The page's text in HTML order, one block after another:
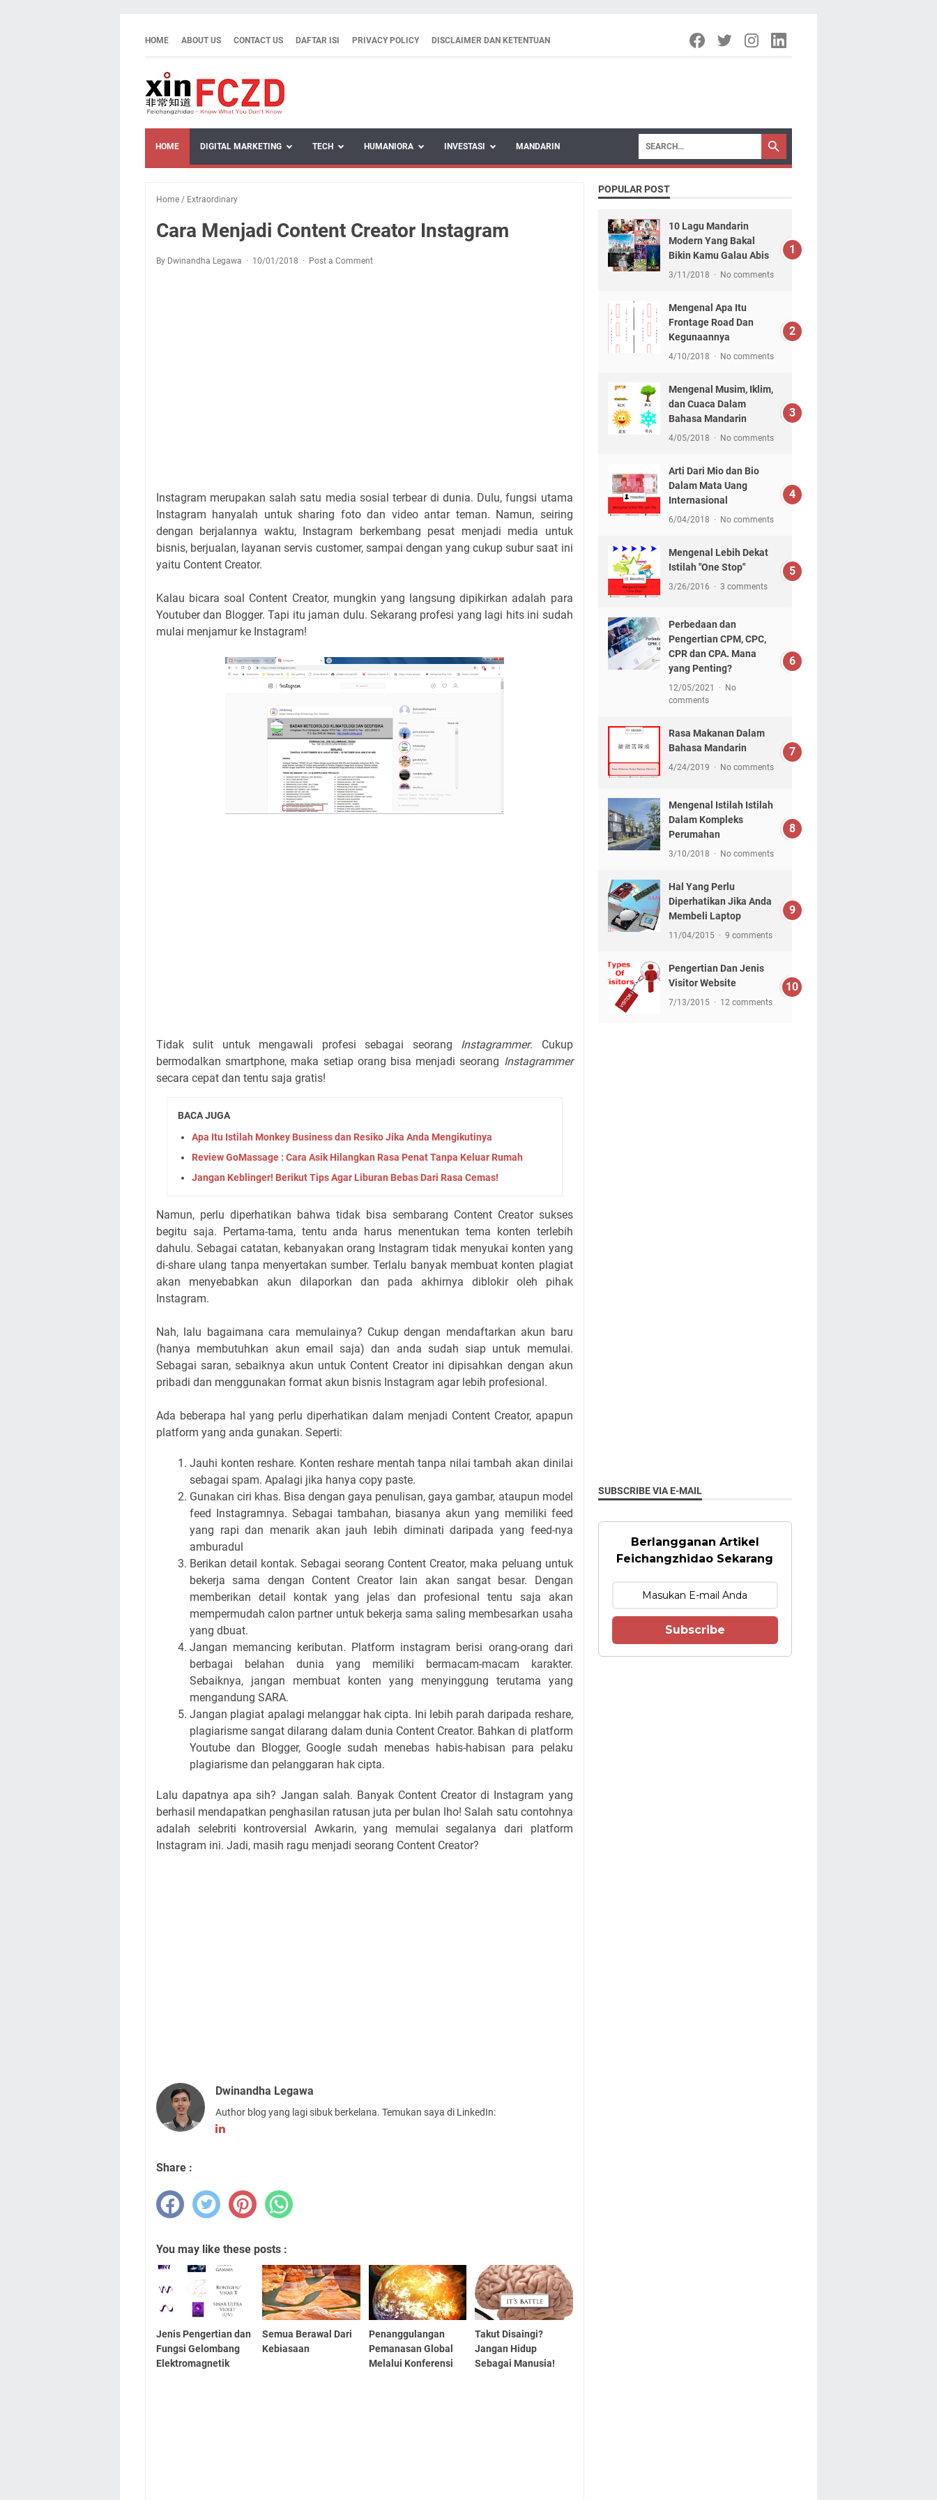
HOME ABOUT US CONTACT US DAFTAR ISI PRIVACY POLICY DISCLAIMER DAN KETENTUAN
HOME DIGITAL MARKETING TECH HUMANIORA INVESTASI MANDARIN
Home / Extraordinary
Cara Menjadi Content Creator Instagram
By Dwinandha Legawa 10/01/2018 Post a Comment
Instagram merupakan salah satu media sosial terbear di dunia. Dulu, fungsi utama
Instagram hanyalah untuk sharing foto dan video antar teman. Namun, seiring
dengan berjalannya waktu, Instagram berkembang pesat menjadi media untuk
bisnis, berjualan, layanan servis customer, sampai dengan yang cukup subur saat ini
yaitu Content Creator.
Kalau bicara soal Content Creator, mungkin yang langsung dipikirkan adalah para
Youtuber dan Blogger. Tapi itu jaman dulu. Sekarang profesi yang lagi hits ini sudah
mulai menjamur ke Instagram!
Tidak sulit untuk mengawali profesi sebagai seorang Instagrammer. Cukup
bermodalkan smartphone, maka setiap orang bisa menjadi seorang Instagrammer
secara cepat dan tentu saja gratis!
BACA JUGA
Apa Itu Istilah Monkey Business dan Resiko Jika Anda Mengikutinya
Review GoMassage : Cara Asik Hilangkan Rasa Penat Tanpa Keluar Rumah
Jangan Keblinger! Berikut Tips Agar Liburan Bebas Dari Rasa Cemas!
Namun, perlu diperhatikan bahwa tidak bisa sembarang Content Creator sukses
begitu saja. Pertama-tama, tentu anda harus menentukan tema konten terlebih
dahulu. Sebagai catatan, kebanyakan orang Instagram tidak menyukai konten yang
di-share ulang tanpa menyertakan sumber. Terlalu banyak membuat konten plagiat
akan menyebabkan akun dilaporkan dan pada akhirnya diblokir oleh pihak
Instagram.
Nah, lalu bagaimana cara memulainya? Cukup dengan mendaftarkan akun baru
(hanya membutuhkan akun email saja) dan anda sudah siap untuk memulai.
Sebagai saran, sebaiknya akun untuk Content Creator ini dipisahkan dengan akun
pribadi dan menggunakan format akun bisnis Instagram agar lebih profesional.
Ada beberapa hal yang perlu diperhatikan dalam menjadi Content Creator, apapun
platform yang anda gunakan. Seperti:
Jauhi konten reshare. Konten reshare mentah tanpa nilai tambah akan dinilai
sebagai spam. Apalagi jika hanya copy paste.
Gunakan ciri khas. Bisa dengan gaya penulisan, gaya gambar, ataupun model
feed Instagramnya. Sebagai tambahan, biasanya akun yang memiliki feed
yang rapi dan menarik akan jauh lebih diminati daripada yang feed-nya
amburadul
Berikan detail kontak. Sebagai seorang Content Creator, maka peluang untuk
bekerja sama dengan Content Creator lain akan sangat besar. Dengan
memberikan detail kontak yang jelas dan profesional tentu saja akan
mempermudah calon partner untuk bekerja sama saling membesarkan usaha
yang dbuat.
Jangan memancing keributan. Platform instagram berisi orang-orang dari
berbagai belahan dunia yang memiliki bermacam-macam karakter.
Sebaiknya, jangan membuat konten yang menyinggung terutama yang
mengandung SARA.
Jangan plagiat apalagi melanggar hak cipta. Ini lebih parah daripada reshare,
plagiarisme sangat dilarang dalam dunia Content Creator. Bahkan di platform
Youtube dan Blogger, Google sudah menebas habis-habisan para pelaku
plagiarisme dan pelanggaran hak cipta.
Lalu dapatnya apa sih? Jangan salah. Banyak Content Creator di Instagram yang
berhasil mendapatkan penghasilan ratusan juta per bulan lho! Salah satu contohnya
adalah selebriti kontroversial Awkarin, yang memulai segalanya dari platform
Instagram ini. Jadi, masih ragu menjadi seorang Content Creator?
Dwinandha Legawa
Author blog yang lagi sibuk berkelana. Temukan saya di LinkedIn:
Share :
You may like these posts :
Jenis Pengertian dan
Fungsi Gelombang
Elektromagnetik
Semua Berawal Dari
Kebiasaan
Penanggulangan
Pemanasan Global
Melalui Konferensi
Takut Disaingi?
Jangan Hidup
Sebagai Manusia!
POPULAR POST
10 Lagu Mandarin
Modern Yang Bakal
Bikin Kamu Galau Abis
3/11/2018 No comments
Mengenal Apa Itu
Frontage Road Dan
Kegunaannya
4/10/2018 No comments
Mengenal Musim, Iklim,
dan Cuaca Dalam
Bahasa Mandarin
4/05/2018 No comments
Arti Dari Mio dan Bio
Dalam Mata Uang
Internasional
6/04/2018 No comments
Mengenal Lebih Dekat
Istilah "One Stop"
3/26/2016 3 comments
Perbedaan dan
Pengertian CPM, CPC,
CPR dan CPA. Mana
yang Penting?
12/05/2021
No
comments
Rasa Makanan Dalam
Bahasa Mandarin
4/24/2019 No comments
Mengenal Istilah Istilah
Dalam Kompleks
Perumahan
3/10/2018 No comments
Hal Yang Perlu
Diperhatikan Jika Anda
Membeli Laptop
11/04/2015 9 comments
Pengertian Dan Jenis
Visitor Website
7/13/2015 12 comments
SUBSCRIBE VIA E-MAIL
Berlangganan Artikel
Feichangzhidao Sekarang
Subscribe